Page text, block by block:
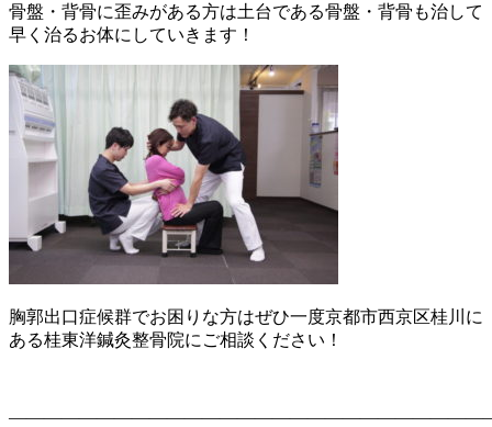
骨盤・背骨に歪みがある方は土台である骨盤・ 背骨も治して
早く治るお体にしていきます！
胸郭出口症候群でお困りな方はぜひ一度京都市西京区桂川に
ある桂東洋鍼灸整骨院にご相談ください！